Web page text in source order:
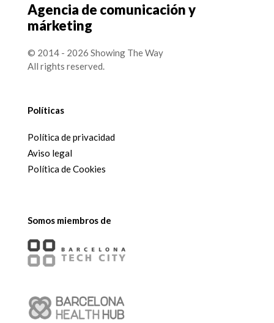
Agencia de comunicación y
márketing
© 2014 - 2026 Showing The Way
All rights reserved.
Políticas
Política de privacidad
Aviso legal
Política de Cookies
Somos miembros de